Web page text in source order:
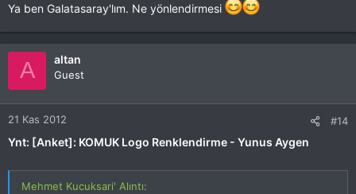
Ya ben Galatasaray'lım. Ne yönlendirmesi
A altan
Guest
21 Kas 2012 #14
Ynt: [Anket]: KOMUK Logo Renklendirme - Yunus Aygen
Mehmet Kucuksari' Alıntı: